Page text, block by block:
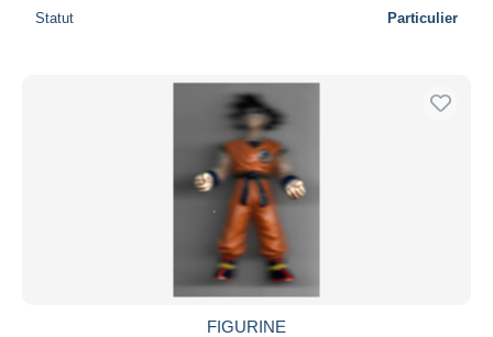
Statut Particulier
FIGURINE